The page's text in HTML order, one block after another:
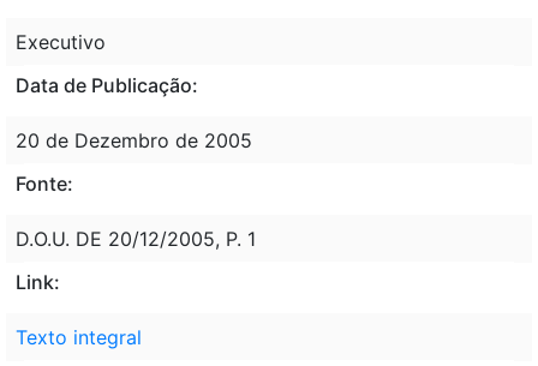
Executivo
Data de Publicação:
20 de Dezembro de 2005
Fonte:
D.O.U. DE 20/12/2005, P. 1
Link:
Texto integral